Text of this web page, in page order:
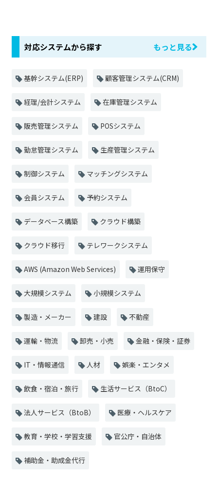
対応システムから探す もっと見る
基幹システム(ERP) 顧客管理システム(CRM)
経理/会計システム 在庫管理システム
販売管理システム POSシステム
勤怠管理システム 生産管理システム
制御システム マッチングシステム
会員システム 予約システム
データベース構築 クラウド構築
クラウド移行 テレワークシステム
AWS (Amazon Web Services) 運用保守
大規模システム 小規模システム
製造・メーカー 建設 不動産
運輸・物流 卸売・小売 金融・保険・証券
IT・情報通信 人材 娯楽・エンタメ
飲食・宿泊・旅行 生活サービス（BtoC）
法人サービス（BtoB） 医療・ヘルスケア
教育・学校・学習支援 官公庁・自治体
補助金・助成金代行